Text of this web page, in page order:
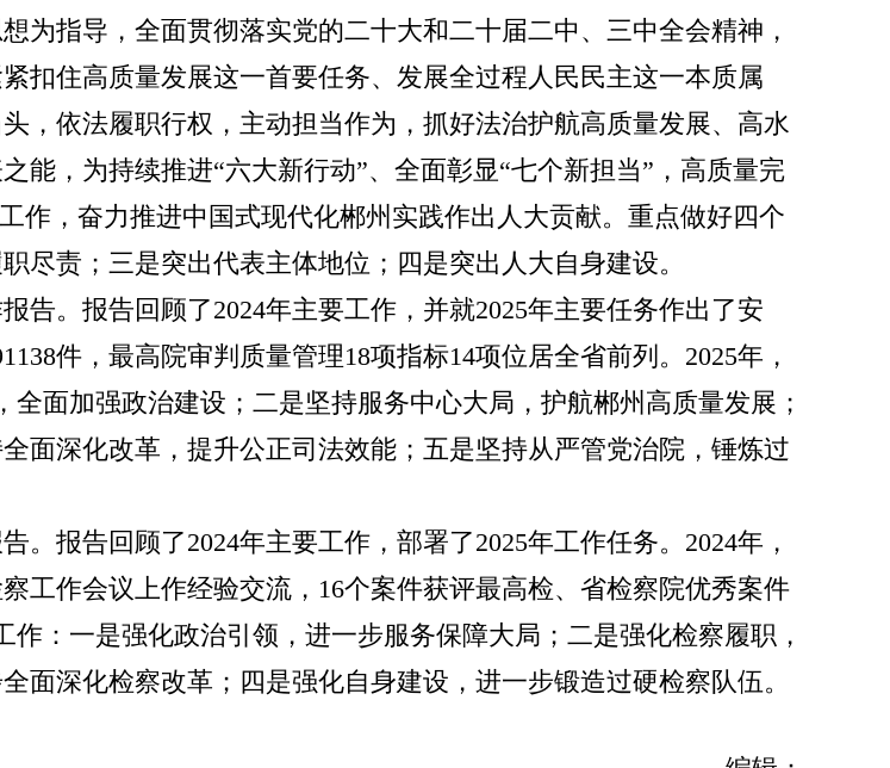
为指导，全面贯彻落实党的二十大和二十届二中、三中全会精神，
扣住高质量发展这一首要任务、发展全过程人民民主这一本质属
，依法履职行权，主动担当作为，抓好法治护航高质量发展、高水
能，为持续推进“六大新行动”、全面彰显“七个新担当”，高质量完
作，奋力推进中国式现代化郴州实践作出人大贡献。重点做好四个
尽责；三是突出代表主体地位；四是突出人大自身建设。
告。报告回顾了2024年主要工作，并就2025年主要任务作出了安
件，最高院审判质量管理18项指标14项位居全省前列。2025年，
面加强政治建设；二是坚持服务中心大局，护航郴州高质量发展；
面深化改革，提升公正司法效能；五是坚持从严管党治院，锤炼过
报告回顾了2024年主要工作，部署了2025年工作任务。2024年，
工作会议上作经验交流，16个案件获评最高检、省检察院优秀案件
作：一是强化政治引领，进一步服务保障大局；二是强化检察履职，
面深化检察改革；四是强化自身建设，进一步锻造过硬检察队伍。